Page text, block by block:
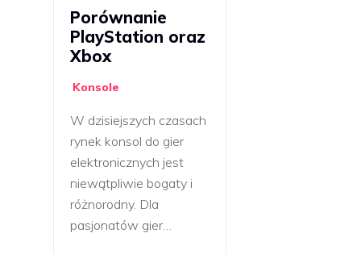
Porównanie
PlayStation oraz
Xbox
Konsole
W dzisiejszych czasach
rynek konsol do gier
elektronicznych jest
niewątpliwie bogaty i
różnorodny. Dla
pasjonatów gier…